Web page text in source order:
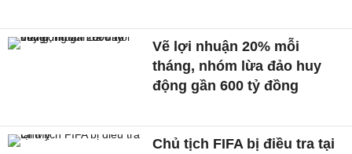
Vẽ lợi nhuận 20% mỗi
tháng, nhóm lừa đảo huy
động gần 600 tỷ đồng
Chủ tịch FIFA bị điều tra tại